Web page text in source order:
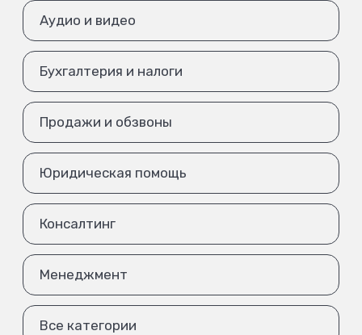
Аудио и видео
Бухгалтерия и налоги
Продажи и обзвоны
Юридическая помощь
Консалтинг
Менеджмент
Все категории